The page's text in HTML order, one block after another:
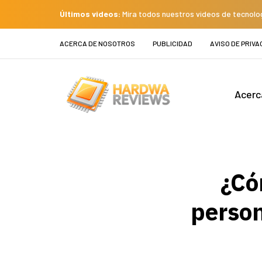
Últimos videos: Mira todos nuestros videos de
ACERCA DE NOSOTROS PUBLICIDAD AVISO DE